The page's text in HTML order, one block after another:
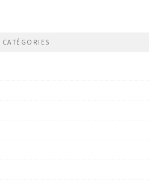
CATÉGORIES